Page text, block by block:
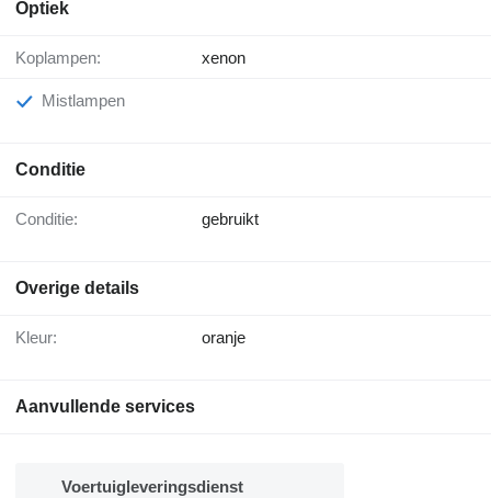
Optiek
Koplampen: xenon
Mistlampen
Conditie
Conditie: gebruikt
Overige details
Kleur: oranje
Aanvullende services
Voertuigleveringsdienst